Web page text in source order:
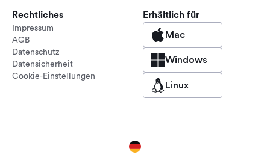
Rechtliches
Impressum
AGB
Datenschutz
Datensicherheit
Cookie-Einstellungen
Erhältlich für
Mac
Windows
Linux